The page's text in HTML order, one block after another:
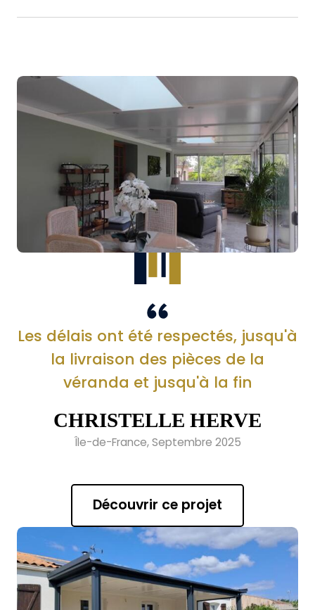
Les délais ont été respectés, jusqu'à
la livraison des pièces de la
véranda et jusqu'à la fin
CHRISTELLE HERVE
Île-de-France, Septembre 2025
Découvrir ce projet